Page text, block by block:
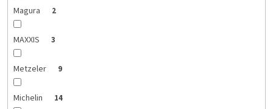
Magura 2
MAXXIS 3
Metzeler 9
Michelin 14